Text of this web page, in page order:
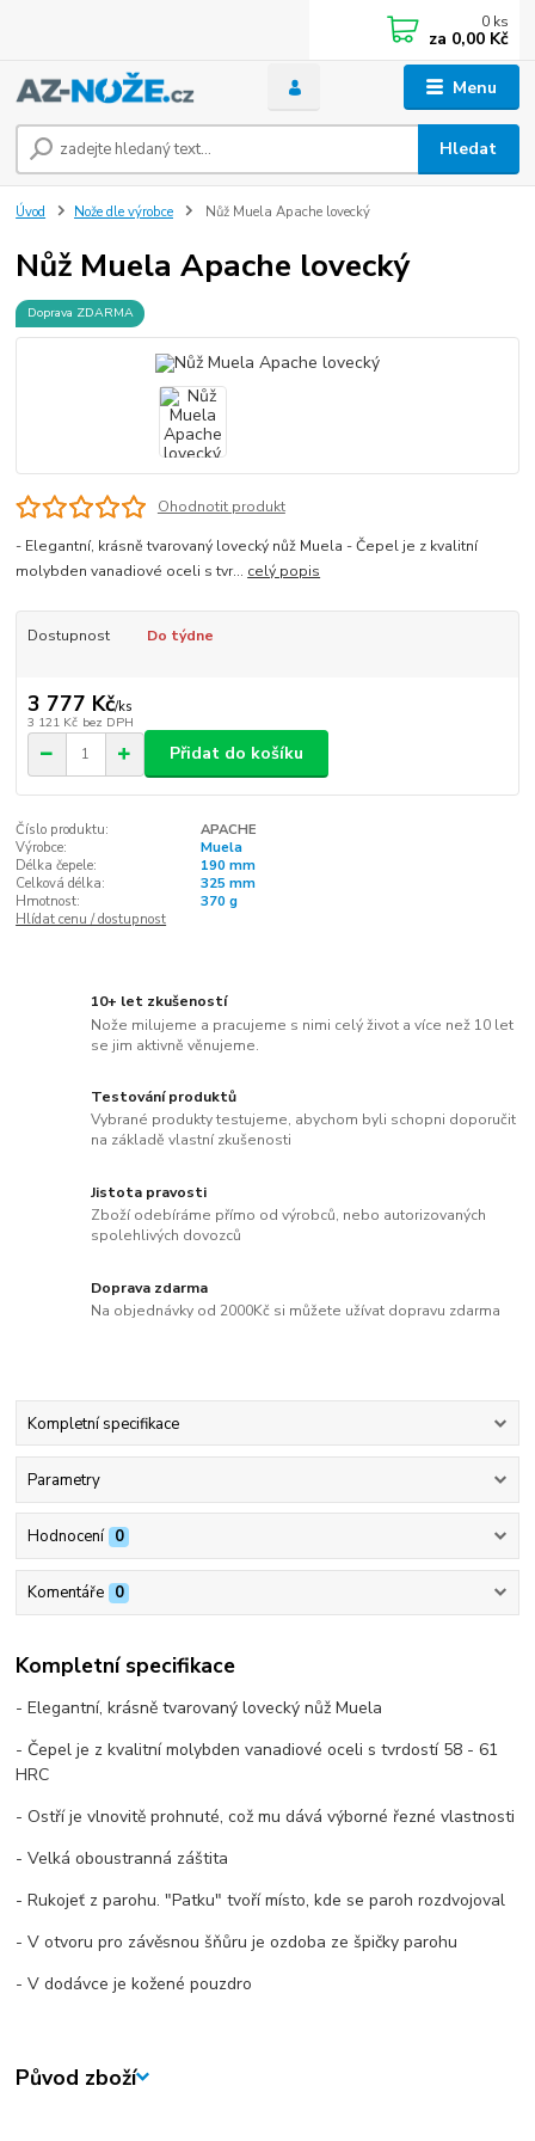
Menu
Hledat
0 ks
za 0,00 Kč
Úvod Nože dle výrobce Nůž Muela Apache lovecký
Nůž Muela Apache lovecký
Doprava ZDARMA
Ohodnotit produkt
- Elegantní, krásně tvarovaný lovecký nůž Muela - Čepel je z kvalitní
molybden vanadiové oceli s tvr... celý popis
Dostupnost Do týdne
3 777 Kč/ks
3 121 Kč bez DPH
Přidat do košíku
Číslo produktu:
APACHE
Výrobce:
Muela
Délka čepele:
190 mm
Celková délka:
325 mm
Hmotnost:
370 g
Hlídat cenu / dostupnost
10+ let zkušeností
Nože milujeme a pracujeme s nimi celý život a více než 10 let
se jim aktivně věnujeme.
Testování produktů
Vybrané produkty testujeme, abychom byli schopni doporučit
na základě vlastní zkušenosti
Jistota pravosti
Zboží odebíráme přímo od výrobců, nebo autorizovaných
spolehlivých dovozců
Doprava zdarma
Na objednávky od 2000Kč si můžete užívat dopravu zdarma
Kompletní specifikace
Parametry
Hodnocení 0
Komentáře 0
Kompletní specifikace
- Elegantní, krásně tvarovaný lovecký nůž Muela
- Čepel je z kvalitní molybden vanadiové oceli s tvrdostí 58 - 61
HRC
- Ostří je vlnovitě prohnuté, což mu dává výborné řezné vlastnosti
- Velká oboustranná záštita
- Rukojeť z parohu. "Patku" tvoří místo, kde se paroh rozdvojoval
- V otvoru pro závěsnou šňůru je ozdoba ze špičky parohu
- V dodávce je kožené pouzdro
Původ zboží